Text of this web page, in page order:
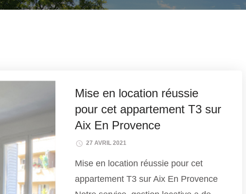
Mise en location réussie
pour cet appartement T3 sur
Aix En Provence
27 AVRIL 2021
Mise en location réussie pour cet
appartement T3 sur Aix En Provence